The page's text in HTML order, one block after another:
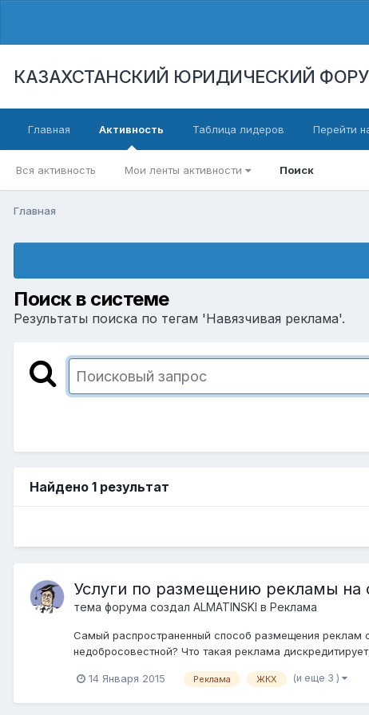
КАЗАХСТАНСКИЙ ЮРИДИЧЕСКИЙ
Главная Активность
Вся активность Мои ленты активности Поиск
Таблица лидеров Перейти
Главная
Поиск в системе
Результаты поиска по тегам 'Навязчивая реклама'.
Найдено 1 результат
Услуги по размещению рекламы на
тема форума создал ALMATINSKI в Реклама
Самый распространенный способ размещения реклам
недобросовестной? Что такая реклама
14 Января 2015 Реклама ЖКХ (и еще 3 )